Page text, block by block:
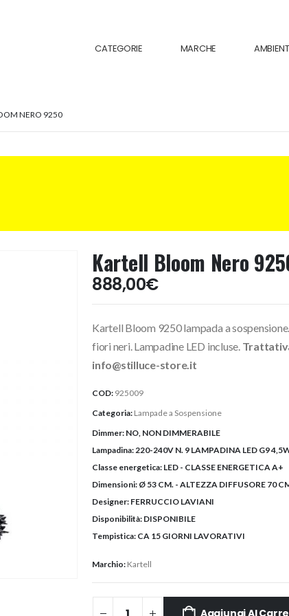
CATEGORIE MARCHE
NERO 9250
Kartell Bloom Nero
888,00€
Kartell Bloom 9250 lampada a
fiori neri. Lampadine LED incluse.
info@stilluce-store.it
COD: 925009
Categoria: Lampade a Sospensione
Dimmer: NO, NON DIMMERABILE
Lampadina: 220-240V N. 9 LAMPADINA LED G9
Classe energetica: LED - CLASSE ENERGETICA A+
Dimensioni: Ø 53 CM. - ALTEZZA DIFFUSORE 70
Designer: FERRUCCIO LAVIANI
Disponibilità: DISPONIBILE
Tempistica: CA 15 GIORNI LAVORATIVI
Marchio: Kartell